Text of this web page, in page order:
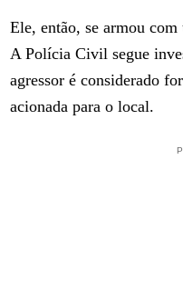
Ele, então, se armou
A Polícia Civil segue
agressor é considerado
acionada para o local.